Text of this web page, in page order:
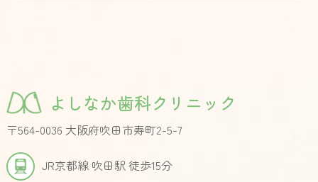
よしなか歯科クリニック
〒564-0036 大阪府吹田市寿町2-5-7
JR京都線 吹田駅 徒歩15分